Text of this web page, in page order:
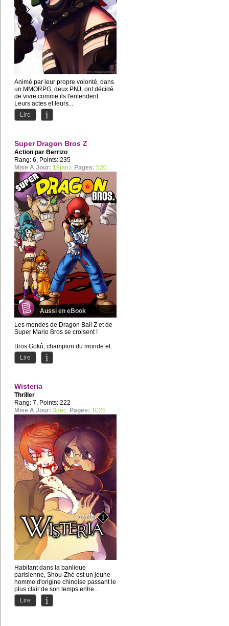
Animé par leur propre volonté, dans
un MMORPG, deux PNJ, ont décidé
de vivre comme ils l'entendent.
Leurs actes et leurs...
Lire
Super Dragon Bros Z
Action par Berrizo
Rang: 6, Points: 235
Mise À Jour: 18janv. Pages: 520
Aussi en eBook
Les mondes de Dragon Ball Z et de
Super Mario Bros se croisent !
Bros Gokû, champion du monde et
sauveur de la Terre, doit...
Lire
Wisteria
Thriller
Rang: 7, Points: 222
Mise À Jour: 3déc. Pages: 1025
Habitant dans la banlieue
parisienne, Shou-Zhé est un jeune
homme d'origine chinoise passant le
plus clair de son temps entre...
Lire